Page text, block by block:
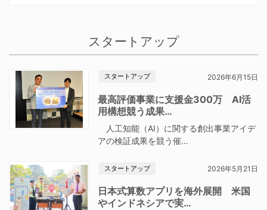
スタートアップ
スタートアップ 2026年6月15日
最高評価事業に支援金300万 AI活
用構想競う成果…
人工知能（AI）に関する創出事業アイデ
アの検証成果を競う催…
スタートアップ 2026年5月21日
日本式算数アプリを海外展開 米国
やインドネシアで実…